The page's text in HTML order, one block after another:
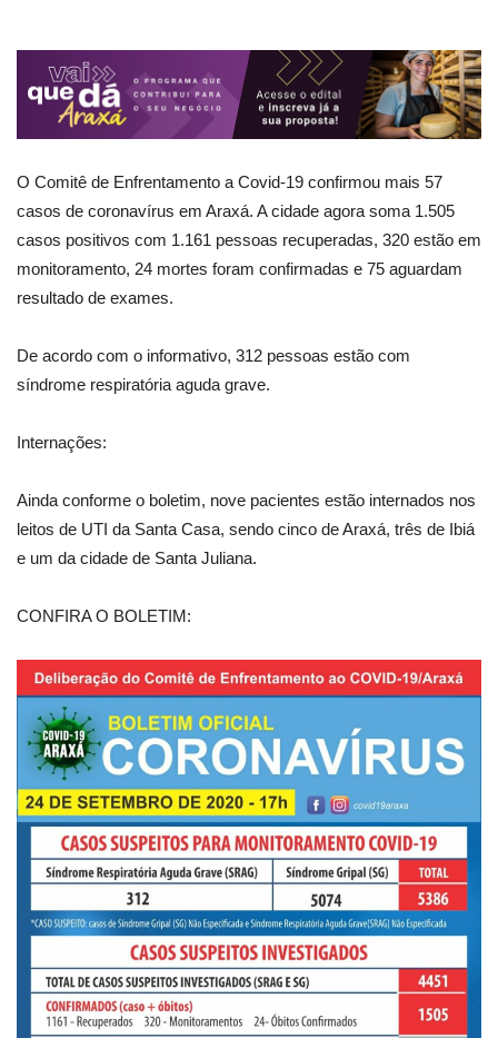
O Comitê de Enfrentamento a Covid-19 confirmou mais 57
casos de coronavírus em Araxá. A cidade agora soma 1.505
casos positivos com 1.161 pessoas recuperadas, 320 estão em
monitoramento, 24 mortes foram confirmadas e 75 aguardam
resultado de exames.
De acordo com o informativo, 312 pessoas estão com
síndrome respiratória aguda grave.
Internações:
Ainda conforme o boletim, nove pacientes estão internados nos
leitos de UTI da Santa Casa, sendo cinco de Araxá, três de Ibiá
e um da cidade de Santa Juliana.
CONFIRA O BOLETIM: